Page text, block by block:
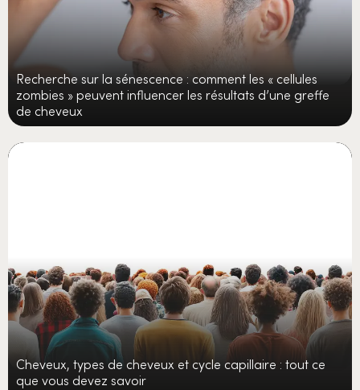
Recherche sur la sénescence : comment les « cellules
zombies » peuvent influencer les résultats d’une greffe
de cheveux
Cheveux, types de cheveux et cycle capillaire : tout ce
que vous devez savoir